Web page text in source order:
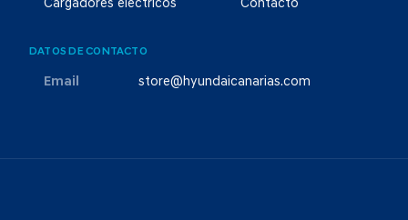
Cargadores eléctricos Contacto
DATOS DE CONTACTO
Email store@hyundaicanarias.com